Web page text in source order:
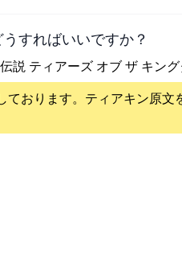
すればいいですか？
説 ティアーズ オブ ザ キン
おります。 ティアキン原文